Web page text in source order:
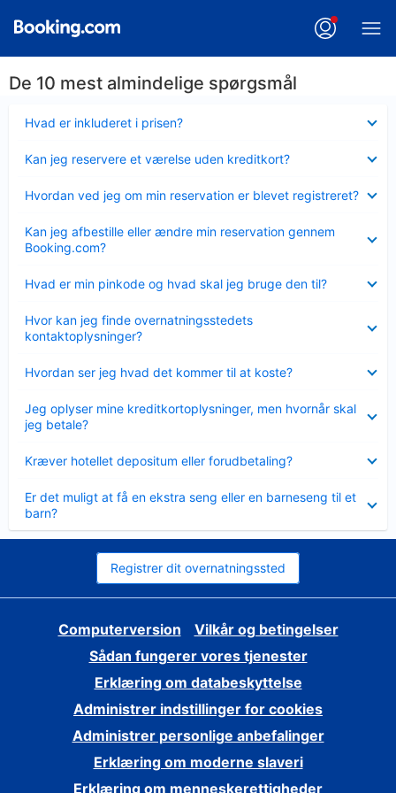
De 10 mest almindelige spørgsmål
Hvad er inkluderet i prisen?
Kan jeg reservere et værelse uden kreditkort?
Hvordan ved jeg om min reservation er blevet registreret?
Kan jeg afbestille eller ændre min reservation gennem
Booking.com?
Hvad er min pinkode og hvad skal jeg bruge den til?
Hvor kan jeg finde overnatningsstedets
kontaktoplysninger?
Hvordan ser jeg hvad det kommer til at koste?
Jeg oplyser mine kreditkortoplysninger, men hvornår skal
jeg betale?
Kræver hotellet depositum eller forudbetaling?
Er det muligt at få en ekstra seng eller en barneseng til et
barn?
Registrer dit overnatningssted
Computerversion
Vilkår og betingelser
Sådan fungerer vores tjenester
Erklæring om databeskyttelse
Administrer indstillinger for cookies
Administrer personlige anbefalinger
Erklæring om moderne slaveri
Erklæring om menneskerettigheder